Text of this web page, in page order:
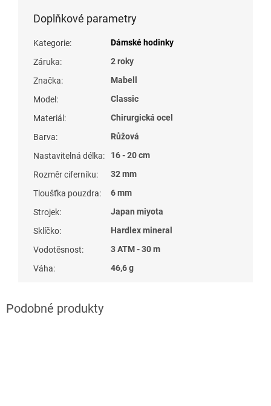
Doplňkové parametry
Kategorie:
Dámské hodinky
Záruka:
2 roky
Značka:
Mabell
Model :
Classic
Materiál :
Chirurgická ocel
Barva:
Růžová
Nastavitelná délka:
16 - 20 cm
Rozměr ciferníku:
32 mm
Tloušťka pouzdra:
6 mm
Strojek:
Japan miyota
Sklíčko:
Hardlex mineral
Vodotěsnost:
3 ATM - 30 m
Váha: 46,6 g